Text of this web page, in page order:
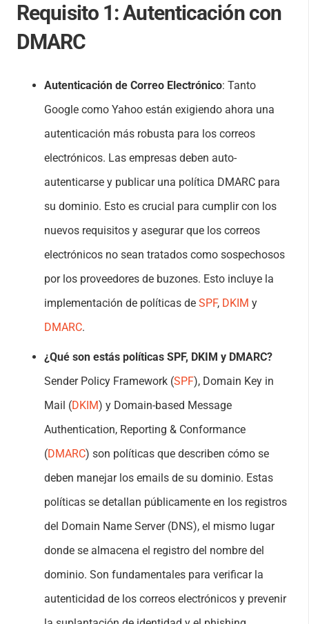
Requisito 1: Autenticación con
DMARC
Autenticación de Correo Electrónico: Tanto
Google como Yahoo están exigiendo ahora una
autenticación más robusta para los correos
electrónicos. Las empresas deben auto-
autenticarse y publicar una política DMARC para
su dominio. Esto es crucial para cumplir con los
nuevos requisitos y asegurar que los correos
electrónicos no sean tratados como sospechosos
por los proveedores de buzones. Esto incluye la
implementación de políticas de SPF, DKIM y
DMARC.
¿Qué son estás políticas SPF, DKIM y DMARC?
Sender Policy Framework (SPF), Domain Key in
Mail (DKIM) y Domain-based Message
Authentication, Reporting & Conformance
(DMARC) son políticas que describen cómo se
deben manejar los emails de su dominio. Estas
políticas se detallan públicamente en los registros
del Domain Name Server (DNS), el mismo lugar
donde se almacena el registro del nombre del
dominio. Son fundamentales para verificar la
autenticidad de los correos electrónicos y prevenir